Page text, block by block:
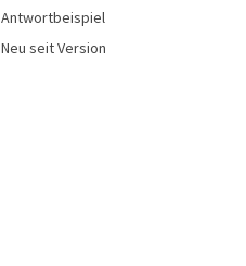
Antwortbeispiel
Neu seit Version